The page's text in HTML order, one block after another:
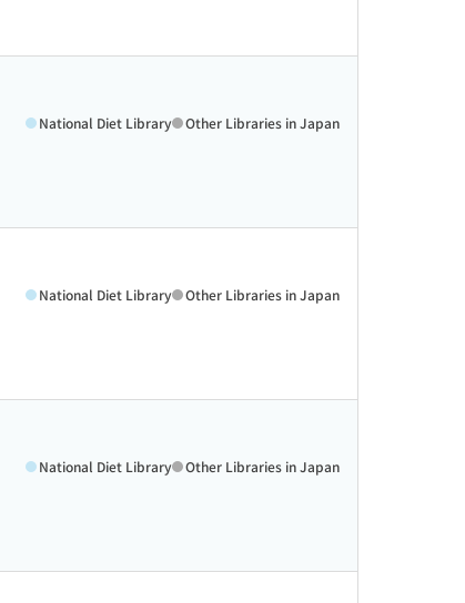
National Diet Library Other Libraries in Japan
National Diet Library Other Libraries in Japan
National Diet Library Other Libraries in Japan